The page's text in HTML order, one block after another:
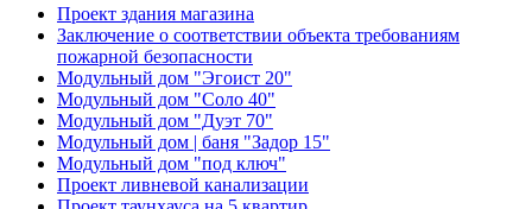
Проект здания магазина
Заключение о соответствии объекта требованиям
пожарной безопасности
Модульный дом "Эгоист 20"
Модульный дом "Соло 40"
Модульный дом "Дуэт 70"
Модульный дом | баня "Задор 15"
Модульный дом "под ключ"
Проект ливневой канализации